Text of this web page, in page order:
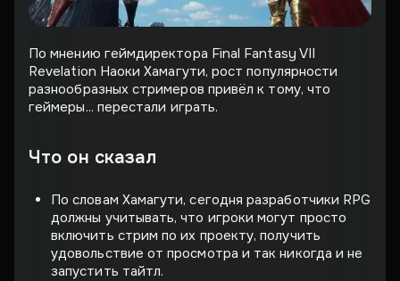
По мнению геймдиректора Final Fantasy VII
Revelation Наоки Хамагути, рост популярности
разнообразных стримеров привёл к тому, что
геймеры... перестали играть.
Что он сказал
По словам Хамагути, сегодня разработчики RPG
должны учитывать, что игроки могут просто
включить стрим по их проекту, получить
удовольствие от просмотра и так никогда и не
запустить тайтл.